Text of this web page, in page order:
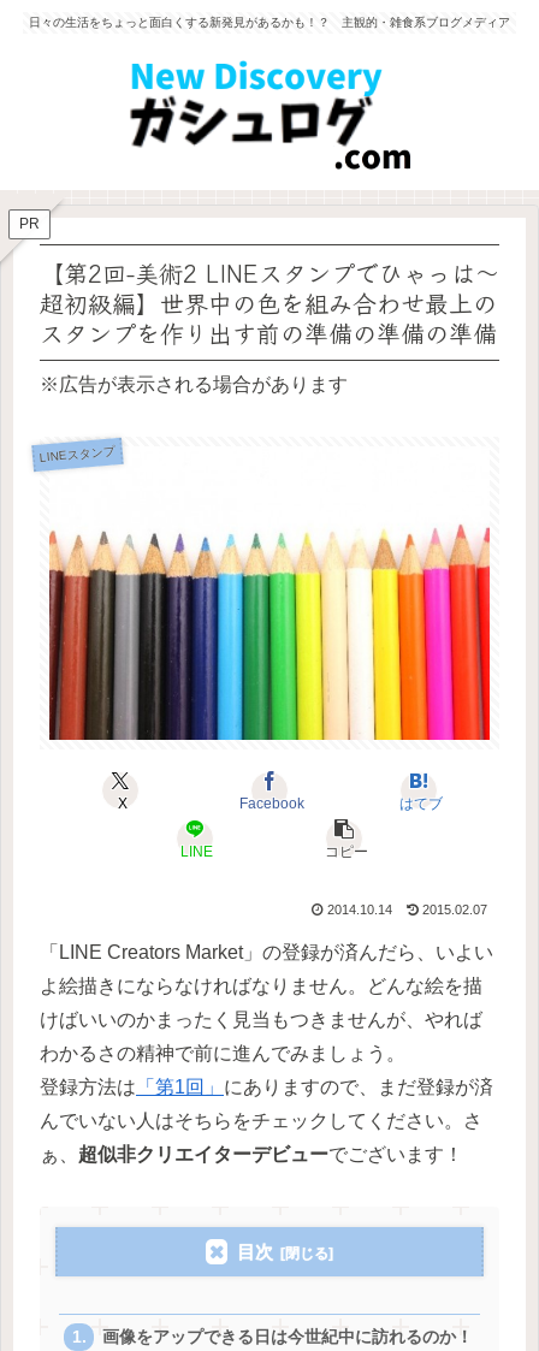
日々の生活をちょっと面白くする新発見があるかも！？ 主観的・雑食系ブログメディア
PR
【第2回-美術2 LINEスタンプでひゃっは〜
超初級編】世界中の色を組み合わせ最上の
スタンプを作り出す前の準備の準備の準備
※広告が表示される場合があります
LINEスタンプ
X Facebook はてブ
LINE コピー
2014.10.14 2015.02.07
「LINE Creators Market」の登録が済んだら、いよい
よ絵描きにならなければなりません。どんな絵を描
けばいいのかまったく見当もつきませんが、やれば
わかるさの精神で前に進んでみましょう。
登録方法は 「第1回」 にありますので、まだ登録が済
んでいない人はそちらをチェックしてください。さ
ぁ、 超似非クリエイターデビューでございます！
目次
画像をアップできる日は今世紀中に訪れるのか！